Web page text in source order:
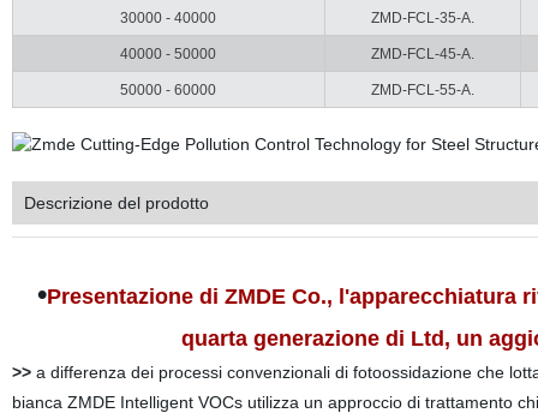
30000 - 40000 ZMD-FCL-35-A.
40000 - 50000 ZMD-FCL-45-A.
50000 - 60000 ZMD-FCL-55-A.
Descrizione del prodotto
•Presentazione di ZMDE Co.,
quarta generazione di Ltd, un
>>a differenza dei processi convenzionali di fotoossidazione che
bianca ZMDE Intelligent VOCs utilizza un approccio di trattamento